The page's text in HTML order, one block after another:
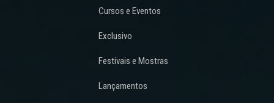
Cursos e Eventos
Exclusivo
Festivais e Mostras
Lançamentos